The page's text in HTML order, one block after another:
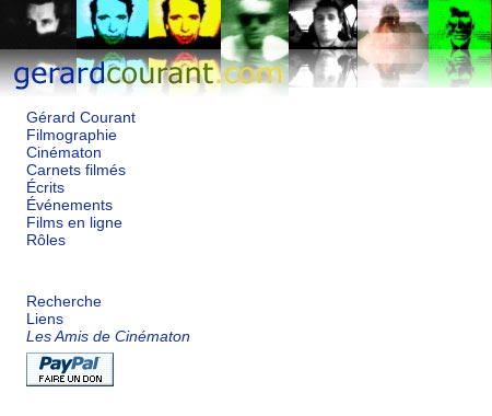
Gérard Courant
Filmographie
Cinématon
Carnets filmés
Écrits
Événements
Films en ligne
Rôles
Recherche
Liens
Les Amis de Cinématon